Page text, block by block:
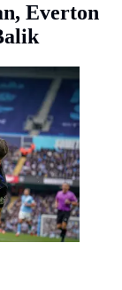
Everton
Tarkowski di
delapan
Sabtu
Thompson)